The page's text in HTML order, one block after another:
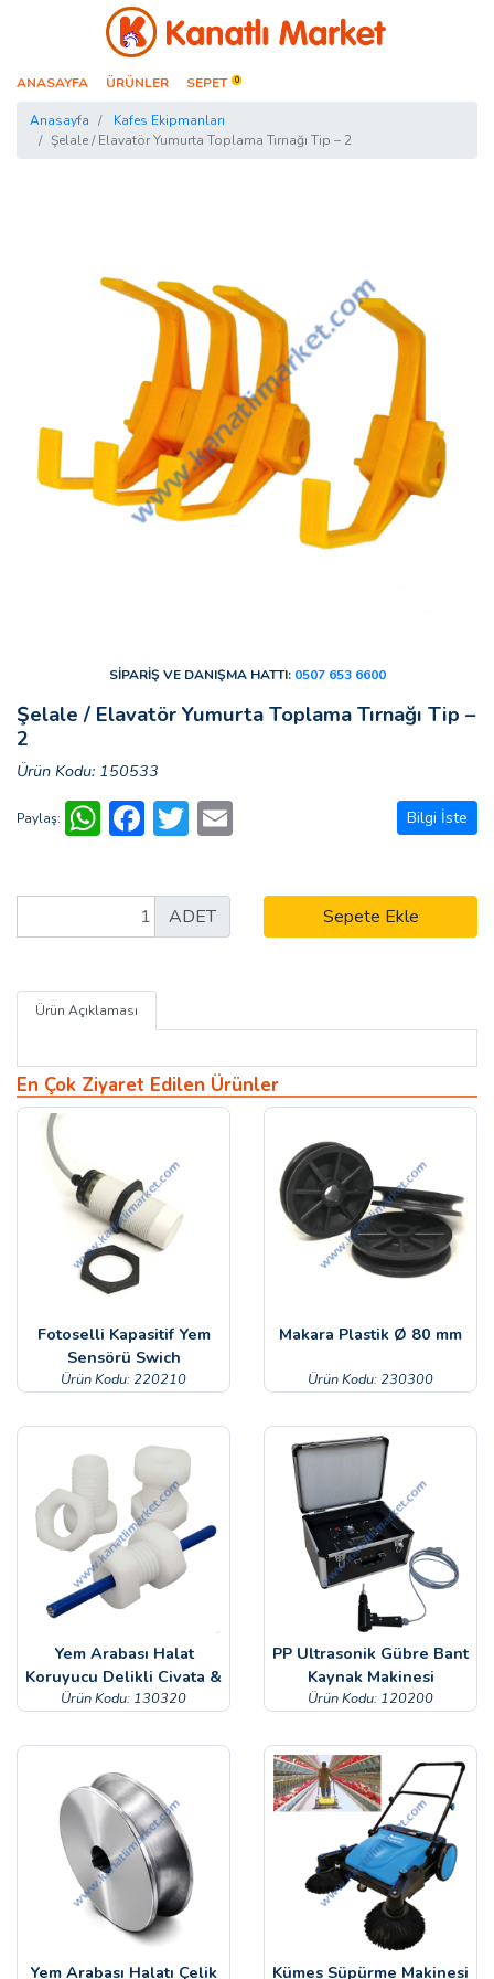
Kanatlı Market
ANASAYFA ÜRÜNLER SEPET 0
Anasayfa
Kafes Ekipmanları
Şelale / Elavatör Yumurta Toplama Tırnağı Tip – 2
SİPARİŞ VE DANIŞMA HATTI: 0507 653 6600
Şelale / Elavatör Yumurta Toplama Tırnağı Tip –
2
Ürün Kodu: 150533
Paylaş: WhatsApp
Facebook
Twitter Bilgi İste
ADET Sepete Ekle
Ürün Açıklaması
En Çok Ziyaret Edilen Ürünler
Fotoselli Kapasitif Yem
Sensörü Swich
Ürün Kodu: 220210
Makara Plastik Ø 80 mm
Ürün Kodu: 230300
Yem Arabası Halat
Koruyucu Delikli Civata &
Somon
Ürün Kodu: 130320
PP Ultrasonik Gübre Bant
Kaynak Makinesi
Ürün Kodu: 120200
Yem Arabası Halatı Çelik Kümes Süpürme Makinesi